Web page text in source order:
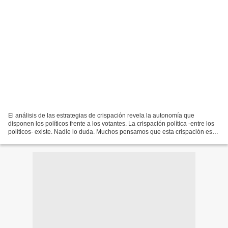
El análisis de las estrategias de crispación revela la autonomía que
disponen los políticos frente a los votantes. La crispación política -entre los
políticos- existe. Nadie lo duda. Muchos pensamos que esta crispación es